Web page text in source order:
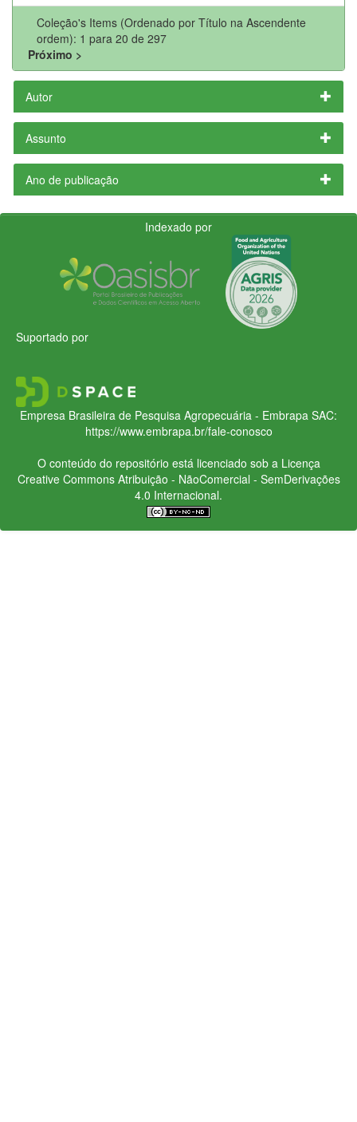
Coleção's Items (Ordenado por Título na Ascendente
ordem): 1 para 20 de 297
Próximo >
Autor
Assunto
Ano de publicação
Indexado por
Suportado por
Empresa Brasileira de Pesquisa Agropecuária - Embrapa SAC:
https://www.embrapa.br/fale-conosco
O conteúdo do repositório está licenciado sob a Licença
Creative CommonsAtribuição - NãoComercial - SemDerivações
4.0 Internacional.